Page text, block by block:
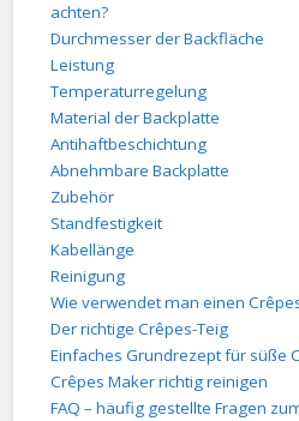
achten?
Durchmesser der Backfläche
Leistung
Temperaturregelung
Material der Backplatte
Antihaftbeschichtung
Abnehmbare Backplatte
Zubehör
Standfestigkeit
Kabellänge
Reinigung
Wie verwendet man einen
Der richtige Crêpes-Teig
Einfaches Grundrezept für süße
Crêpes Maker richtig reinigen
FAQ – häufig gestellte Fragen